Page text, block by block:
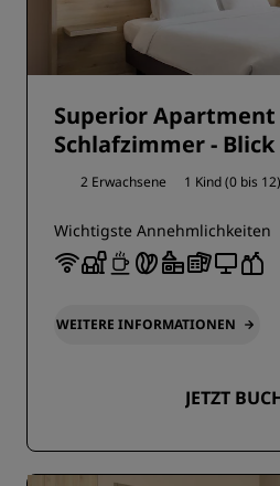
Superior Apartment
Schlafzimmer -
2 Erwachsene 1 Kind (0 bis 12)
Wichtigste Annehmlichkeiten
WEITERE INFORMATIONEN
JETZT